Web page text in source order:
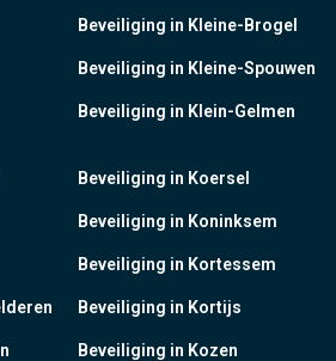
Beveiliging in Kleine-Brogel
Beveiliging in Kleine-Spouwen
Beveiliging in Klein-Gelmen
Beveiliging in Koersel
Beveiliging in Koninksem
Beveiliging in Kortessem
Beveiliging in Kortijs
Beveiliging in Kozen